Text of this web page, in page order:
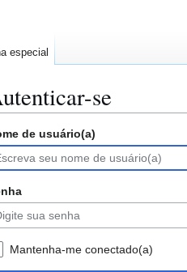
se
de usuário(a)
Mantenha-me conectado(a)
especial